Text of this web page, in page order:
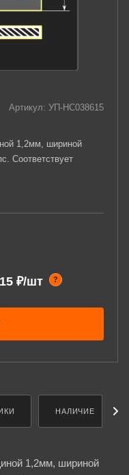
Артикул: УП-НС038615
1,2мм, шириной
Соответствует
₽/шт ?
НАЛИЧИЕ
1,2мм, шириной